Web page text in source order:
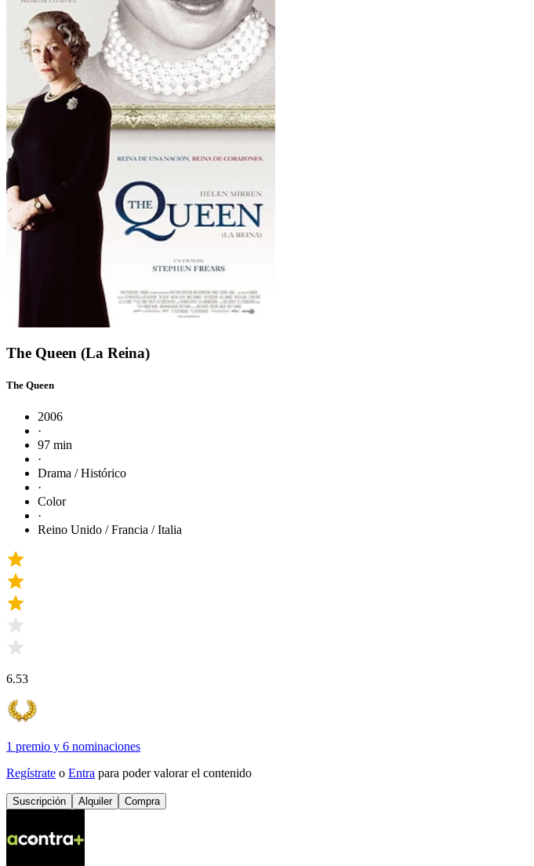
The Queen (La Reina)
The Queen
2006
·
97 min
·
Drama / Histórico
·
Color
·
Reino Unido / Francia / Italia
6.53
1 premio y 6 nominaciones
Regístrate o Entra para poder valorar el contenido
Suscripción Alquiler Compra